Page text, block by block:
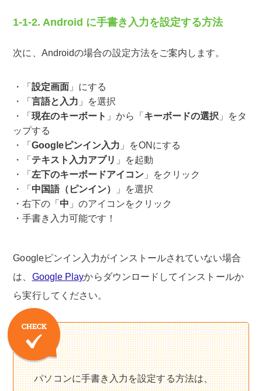
1-1-2. Android に手書き入力を設定する方法
次に、Androidの場合の設定方法をご案内します。
「設定画面 」にする
「言語と入力 」を選択
「現在のキーボート 」から「 キーボードの選択 」をタ
ップする
「Googleピンイン入力 」をONにする
「 テキスト入力アプリ 」を起動
「左下のキーボードアイコン 」をクリック
「 中国語（ピンイン）
」を選択
右下の「 中 」のアイコンをクリック
手書き入力可能です！
Googleピンイン入力がインストールされていない場合
は、 Google Playからダウンロードしてインストールか
ら実行してください。
パソコンに手書き入力を設定する方法は、